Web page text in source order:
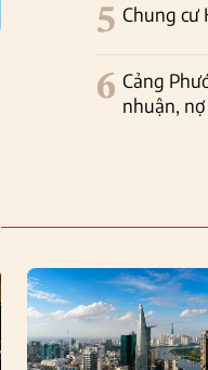
5 Chung cư
6 Cảng
nhuận,